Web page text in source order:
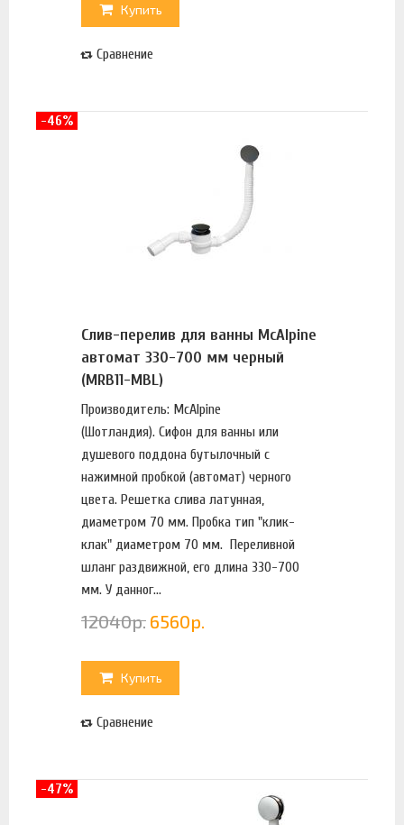
Купить
Сравнение
Слив-перелив для ванны McAlpine
автомат 330-700 мм черный
(MRB11-MBL)
Производитель: McAlpine
(Шотландия). Сифон для ванны или
душевого поддона бутылочный с
нажимной пробкой (автомат) черного
цвета. Решетка слива латунная,
диаметром 70 мм. Пробка тип "клик-
клак" диаметром 70 мм. Переливной
шланг раздвижной, его длина 330-700
мм. У данног...
12040р. 6560р.
Купить
Сравнение
-46%
-47%